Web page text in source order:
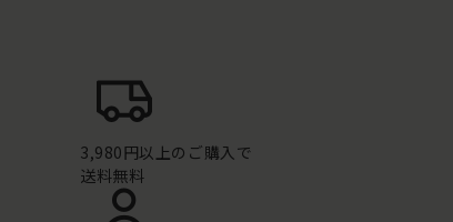
3,980円以上のご購入で
送料無料